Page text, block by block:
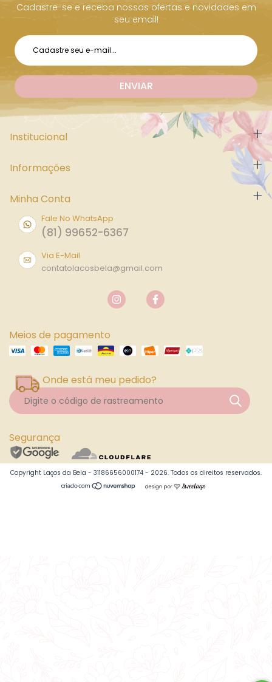
Cadastre-se e receba nossas ofertas e novidades em
seu email!
Institucional
Informações
Minha Conta
Fale No WhatsApp
(81) 99652-6367
Via E-Mail
contatolacosbela@gmail.com
Meios de pagamento
Onde está meu pedido?
Segurança
Copyright Laços da Bela - 31186656000174 - 2026. Todos os direitos reservados.